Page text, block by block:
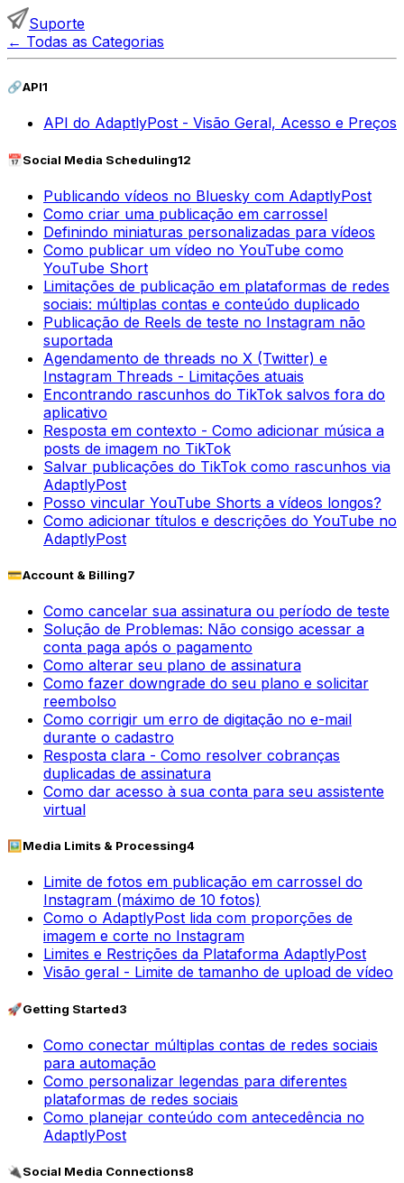
Suporte
← Todas as Categorias
🔗API1
API do AdaptlyPost - Visão Geral, Acesso e Preços
📅Social Media Scheduling12
Publicando vídeos no Bluesky com AdaptlyPost
Como criar uma publicação em carrossel
Definindo miniaturas personalizadas para vídeos
Como publicar um vídeo no YouTube como
YouTube Short
Limitações de publicação em plataformas de redes
sociais: múltiplas contas e conteúdo duplicado
Publicação de Reels de teste no Instagram não
suportada
Agendamento de threads no X (Twitter) e
Instagram Threads - Limitações atuais
Encontrando rascunhos do TikTok salvos fora do
aplicativo
Resposta em contexto - Como adicionar música a
posts de imagem no TikTok
Salvar publicações do TikTok como rascunhos via
AdaptlyPost
Posso vincular YouTube Shorts a vídeos longos?
Como adicionar títulos e descrições do YouTube no
AdaptlyPost
💳Account & Billing7
Como cancelar sua assinatura ou período de teste
Solução de Problemas: Não consigo acessar a
conta paga após o pagamento
Como alterar seu plano de assinatura
Como fazer downgrade do seu plano e solicitar
reembolso
Como corrigir um erro de digitação no e-mail
durante o cadastro
Resposta clara - Como resolver cobranças
duplicadas de assinatura
Como dar acesso à sua conta para seu assistente
virtual
🖼️ Media Limits & Processing4
Limite de fotos em publicação em carrossel do
Instagram (máximo de 10 fotos)
Como o AdaptlyPost lida com proporções de
imagem e corte no Instagram
Limites e Restrições da Plataforma AdaptlyPost
Visão geral - Limite de tamanho de upload de vídeo
🚀Getting Started3
Como conectar múltiplas contas de redes sociais
para automação
Como personalizar legendas para diferentes
plataformas de redes sociais
Como planejar conteúdo com antecedência no
AdaptlyPost
🔌Social Media Connections8